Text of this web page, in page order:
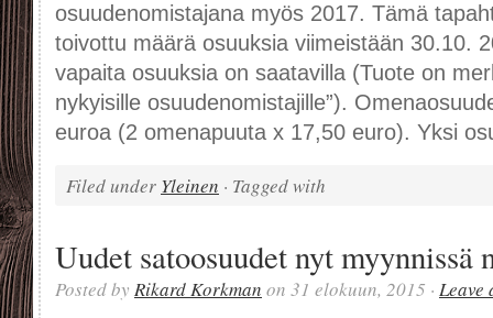
osuudenomistajana myös 2017. Tämä
toivottu määrä osuuksia viimeistään 30.10.
vapaita osuuksia on saatavilla (Tuote on
nykyisille osuudenomistajille”).
euroa (2 omenapuuta x 17,50 euro). Yksi
Filed under Yleinen · Tagged with
Uudet satoosuudet nyt myynnissä
Posted by Rikard Korkman on 31 elokuun, 2015 · Leave